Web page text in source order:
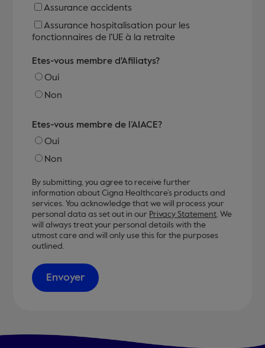
Assurance accidents
Assurance hospitalisation pour les
fonctionnaires de l'UE à la retraite
Etes-vous membre d'Afiliatys?
Oui
Non
Etes-vous membre de l’AIACE?
Oui
Non
By submitting, you agree to receive further
information about Cigna Healthcare’s products and
services. You acknowledge that we will process your
personal data as set out in our Privacy Statement. We
will always treat your personal details with the
utmost care and will only use this for the purposes
outlined.
Envoyer